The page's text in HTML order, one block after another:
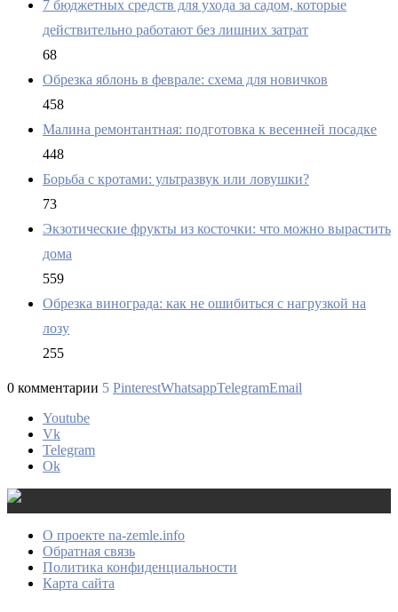
7 бюджетных средств для ухода за садом, которые
действительно работают без лишних затрат
68
Обрезка яблонь в феврале: схема для новичков
458
Малина ремонтантная: подготовка к весенней посадке
448
Борьба с кротами: ультразвук или ловушки?
73
Экзотические фрукты из косточки: что можно вырастить
дома
559
Обрезка винограда: как не ошибиться с нагрузкой на
лозу
255
0 комментарии 5 PinterestWhatsappTelegramEmail
Youtube
Vk
Telegram
Ok
О проекте na-zemle.info
Обратная связь
Политика конфиденциальности
Карта сайта